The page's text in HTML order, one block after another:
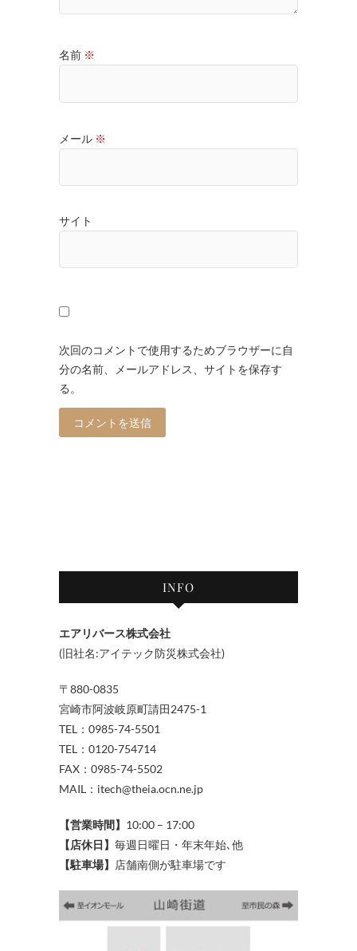
名前 ※
メール ※
サイト
次回のコメントで使用するためブラウザーに自
分の名前、メールアドレス、サイトを保存す
る。
INFO
エアリバース株式会社
(旧社名:アイテック防災株式会社)
〒880-0835
宮崎市阿波岐原町請田2475-1
TEL：0985-74-5501
TEL：0120-754714
FAX：0985-74-5502
MAIL：itech@theia.ocn.ne.jp
【営業時間】 10:00 – 17:00
【店休日】 毎週日曜日・年末年始､他
【駐車場】
店舗南側が駐車場です